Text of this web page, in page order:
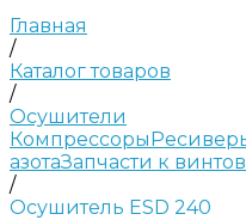
Главная
/
Каталог товаров
/
Осушители
Компрессоры
азотаЗапчасти к
/
Осушитель ESD 240